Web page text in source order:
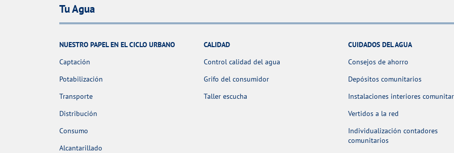
Tu Agua
NUESTRO PAPEL EN EL CICLO URBANO
Captación
Potabilización
Transporte
Distribución
Consumo
Alcantarillado
CALIDAD
Control calidad del agua
Grifo del consumidor
Taller escucha
CUIDADOS DEL AGUA
Consejos de ahorro
Depósitos comunitarios
Instalaciones interiores
Vertidos a la red
Individualización contadores
comunitarios